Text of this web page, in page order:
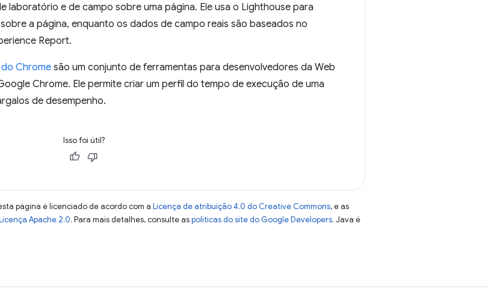
laboratório e de campo sobre uma página. Ele usa o Lighthouse para
a página, enquanto os dados de campo reais são baseados no
Report.
Chrome são um conjunto de ferramentas para desenvolvedores da Web
Chrome. Ele permite criar um perfil do tempo de execução de uma
de desempenho.
Isso foi útil?
página é licenciado de acordo com a Licença de atribuição 4.0 do Creative Commons, e as
Apache 2.0. Para mais detalhes, consulte aspolíticas do site do Google Developers. Java é